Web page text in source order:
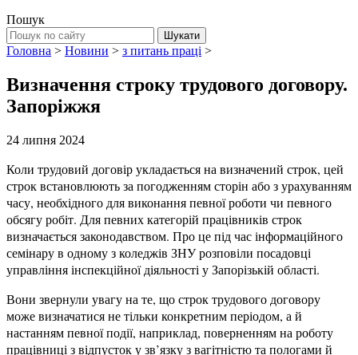
Пошук
Головна > Новини > з питань праці >
Визначення строку трудового договору.
Запоріжжя
24 липня 2024
Коли трудовий договір укладається на визначений строк, цей
строк встановлюють за погодженням сторін або з урахуванням
часу, необхідного для виконання певної роботи чи певного
обсягу робіт. Для певних категорій працівників строк
визначається законодавством. Про це під час інформаційного
семінару в одному з коледжів ЗНУ розповіли посадовці
управління інспекційної діяльності у Запорізькій області.
Вони звернули увагу на те, що строк трудового договору
може визначатися не тільки конкретним періодом, а й
настанням певної події, наприклад, поверненням на роботу
працівниці з відпусток у зв’язку з вагітністю та пологами й